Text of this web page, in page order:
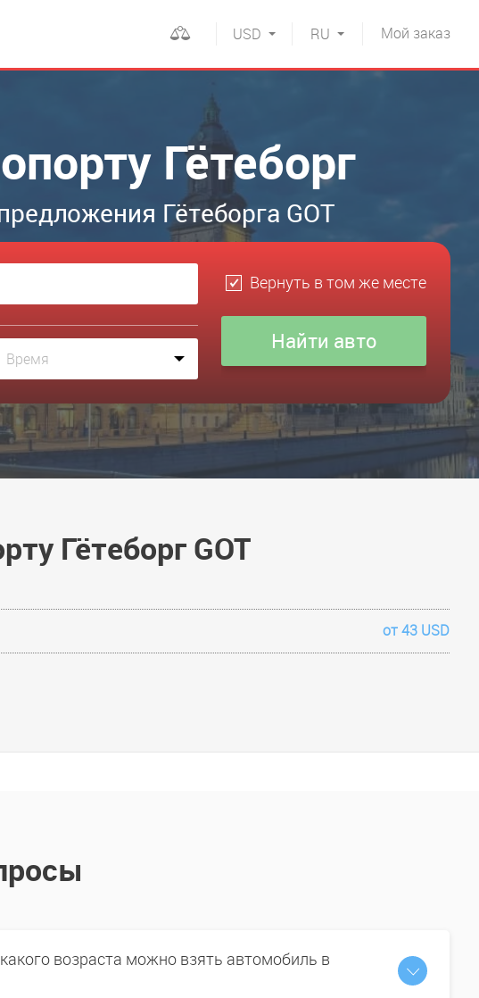
Мой заказ
RU
USD
Гётеборг
Гётеборга GOT
Вернуть в том же месте
Гётеборг GOT
от 43 USD
возраста можно взять автомобиль в